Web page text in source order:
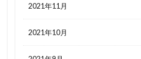
2021年11月
2021年10月